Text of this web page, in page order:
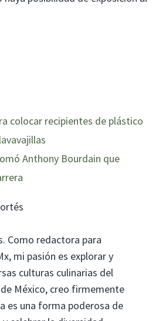
colocar recipientes de plástico
Anthony Bourdain que
Como redactora para
mi pasión es explorar y
culturas culinarias del
México, creo firmemente
es una forma poderosa de